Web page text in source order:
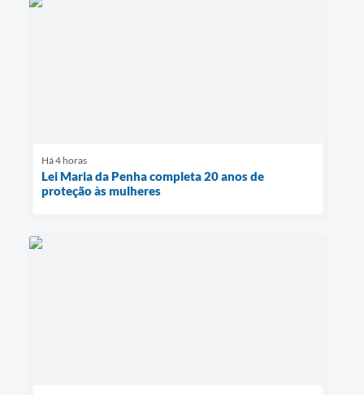
Há 4 horas
Lei Maria da Penha completa 20 anos de
proteção às mulheres